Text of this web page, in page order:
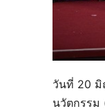
วันที่ 20 มิ
นวัตกรรม